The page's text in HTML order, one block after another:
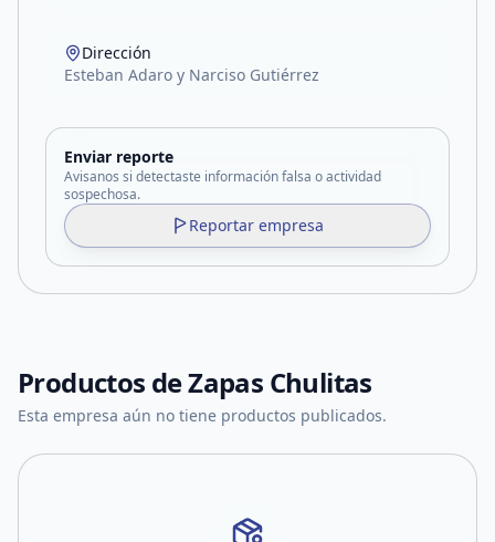
Dirección
Esteban Adaro y Narciso Gutiérrez
Enviar reporte
Avisanos si detectaste información falsa o actividad
sospechosa.
Reportar empresa
Productos deZapas Chulitas
Esta empresa aún no tiene productos publicados.